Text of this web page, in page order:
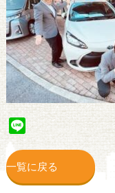
Line
一覧に戻る